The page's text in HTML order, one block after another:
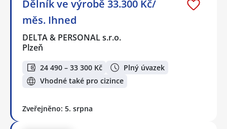
Dělník ve výrobě 33.300 Kč/
měs. Ihned
DELTA & PERSONAL s.r.o.
Plzeň
24 490 – 33 300 Kč
Plný úvazek
Vhodné také pro cizince
Zveřejněno: 5. srpna